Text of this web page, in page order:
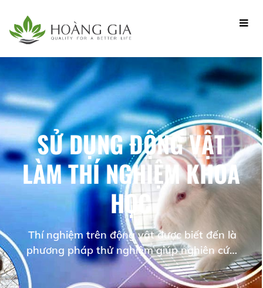
Thí nghiệm trên động vật được biết đến là
phương pháp thử nghiệm giúp nghiên cứu
và phát triển nhiều lĩnh vực, đặc biệt là
thuốc và các phương pháp điều trị bệnh
SỬ DỤNG ĐỘNG VẬT
LÀM THÍ NGHIỆM KHOA
HỌC